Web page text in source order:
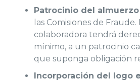
Patrocinio del almuerzo
las Comisiones de
colaboradora tendrá
mínimo, a un patrocinio
que suponga obligación
Incorporación del logo